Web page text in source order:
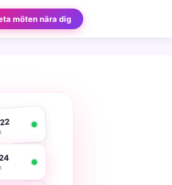
möten nära dig